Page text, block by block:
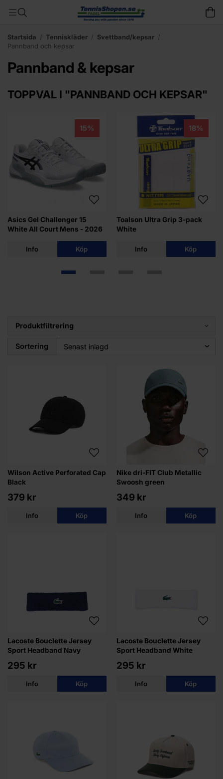
Startsida / Tenniskläder / Svettband/kepsar /
Pannband och kepsar
Pannband & kepsar
TOPPVAL I "PANNBAND OCH KEPSAR"
15%
Asics Gel Challenger 15
White All Court Mens - 2026
Info Köp
18%
Toalson Ultra Grip 3-pack
White
Info Köp
Produktfiltrering
Sortering
Wilson Active Perforated Cap
Black
379 kr
Info Köp
Nike dri-FIT Club Metallic
Swoosh green
349 kr
Info Köp
Lacoste Bouclette Jersey
Sport Headband Navy
295 kr
Info Köp
Lacoste Bouclette Jersey
Sport Headband White
295 kr
Info Köp